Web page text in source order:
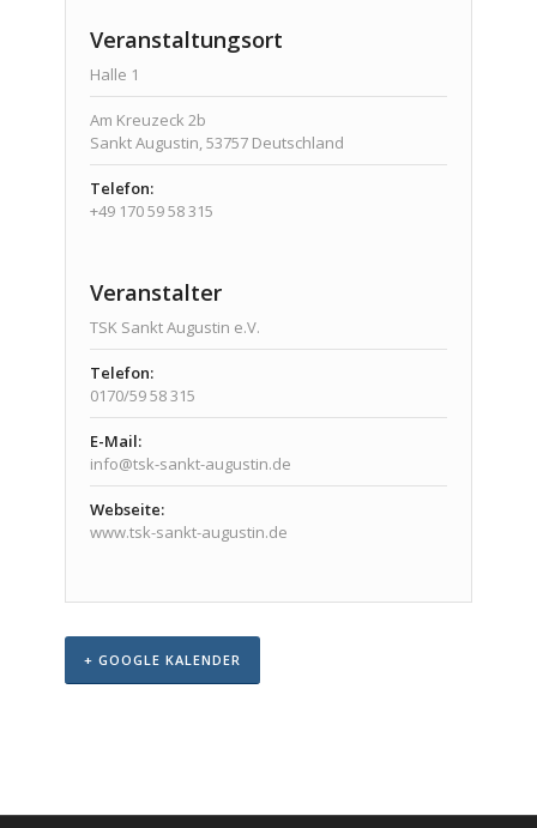
Veranstaltungsort
Halle 1
Am Kreuzeck 2b
Sankt Augustin,53757 Deutschland
Telefon:
+49 170 59 58 315
Veranstalter
TSK Sankt Augustin e.V.
Telefon:
0170/59 58 315
E-Mail:
info@tsk-sankt-augustin.de
Webseite:
www.tsk-sankt-augustin.de
+ GOOGLE KALENDER